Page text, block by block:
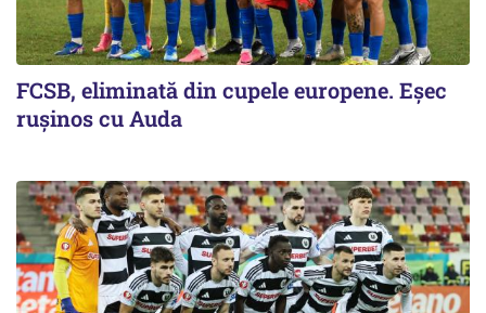
FCSB, eliminată din cupele europene. Eşec
ruşinos cu Auda